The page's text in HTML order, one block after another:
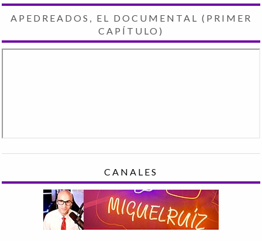
APEDREADOS, EL DOCUMENTAL (PRIMER
CAPÍTULO)
CANALES